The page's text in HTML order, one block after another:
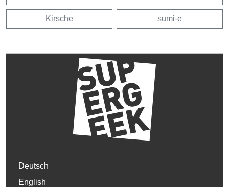
Kirsche sumi-e
Deutsch
English